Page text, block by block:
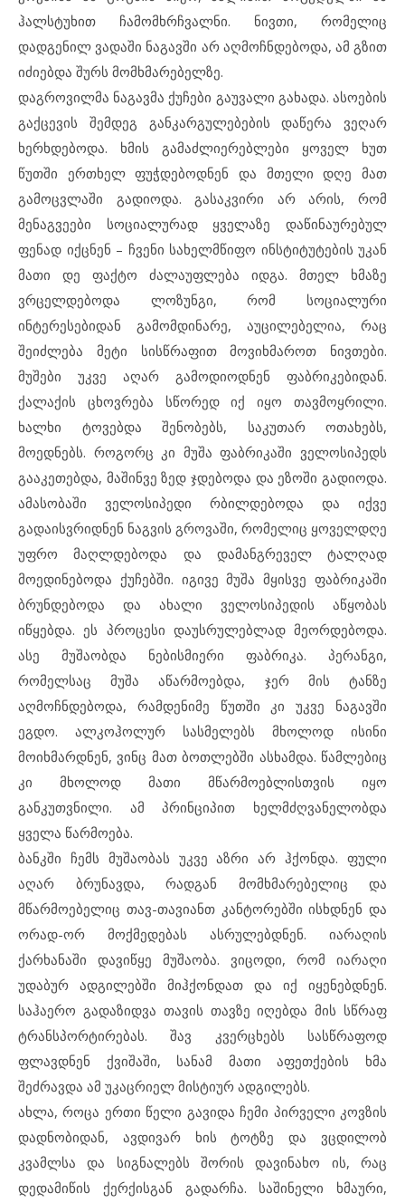
ჰალსტუხით ჩამომხრჩვალნი. ნივთი, რომელიც
დადგენილ ვადაში ნაგავში არ აღმოჩნდებოდა, ამ გზით
იძიებდა შურს მომხმარებელზე.
დაგროვილმა ნაგავმა ქუჩები გაუვალი გახადა. ასოების
გაქცევის შემდეგ განკარგულებების დაწერა ვეღარ
ხერხდებოდა. ხმის გამაძლიერებლები ყოველ ხუთ
წუთში ერთხელ ფუჭდებოდნენ და მთელი დღე მათ
გამოცვლაში გადიოდა. გასაკვირი არ არის, რომ
მენაგვეები სოციალურად ყველაზე დაწინაურებულ
ფენად იქცნენ – ჩვენი სახელმწიფო ინსტიტუტების უკან
მათი დე ფაქტო ძალაუფლება იდგა. მთელ ხმაზე
ვრცელდებოდა ლოზუნგი, რომ სოციალური
ინტერესებიდან გამომდინარე, აუცილებელია, რაც
შეიძლება მეტი სისწრაფით მოვიხმაროთ ნივთები.
მუშები უკვე აღარ გამოდიოდნენ ფაბრიკებიდან.
ქალაქის ცხოვრება სწორედ იქ იყო თავმოყრილი.
ხალხი ტოვებდა შენობებს, საკუთარ ოთახებს,
მოედნებს. როგორც კი მუშა ფაბრიკაში ველოსიპედს
გააკეთებდა, მაშინვე ზედ ჯდებოდა და ეზოში გადიოდა.
ამასობაში ველოსიპედი რბილდებოდა და იქვე
გადაისვრიდნენ ნაგვის გროვაში, რომელიც ყოველდღე
უფრო მაღლდებოდა და დამანგრეველ ტალღად
მოედინებოდა ქუჩებში. იგივე მუშა მყისვე ფაბრიკაში
ბრუნდებოდა და ახალი ველოსიპედის აწყობას
იწყებდა. ეს პროცესი დაუსრულებლად მეორდებოდა.
ასე მუშაობდა ნებისმიერი ფაბრიკა. პერანგი,
რომელსაც მუშა აწარმოებდა, ჯერ მის ტანზე
აღმოჩნდებოდა, რამდენიმე წუთში კი უკვე ნაგავში
ეგდო. ალკოჰოლურ სასმელებს მხოლოდ ისინი
მოიხმარდნენ, ვინც მათ ბოთლებში ასხამდა. წამლებიც
კი მხოლოდ მათი მწარმოებლისთვის იყო
განკუთვნილი. ამ პრინციპით ხელმძღვანელობდა
ყველა წარმოება.
ბანკში ჩემს მუშაობას უკვე აზრი არ ჰქონდა. ფული
აღარ ბრუნავდა, რადგან მომხმარებელიც და
მწარმოებელიც თავ-თავიანთ კანტორებში ისხდნენ და
ორად-ორ მოქმედებას ასრულებდნენ. იარაღის
ქარხანაში დავიწყე მუშაობა. ვიცოდი, რომ იარაღი
უდაბურ ადგილებში მიჰქონდათ და იქ იყენებდნენ.
საჰაერო გადაზიდვა თავის თავზე იღებდა მის სწრაფ
ტრანსპორტირებას. შავ კვერცხებს სასწრაფოდ
ფლავდნენ ქვიშაში, სანამ მათი აფეთქების ხმა
შეძრავდა ამ უკაცრიელ მისტიურ ადგილებს.
ახლა, როცა ერთი წელი გავიდა ჩემი პირველი კოვზის
დადნობიდან, ავდივარ ხის ტოტზე და ვცდილობ
კვამლსა და სიგნალებს შორის დავინახო ის, რაც
დედამიწის ქერქისგან გადარჩა. საშინელი ხმაური,